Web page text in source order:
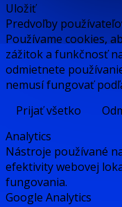
Uložiť
Predvoľby
Používame cookies,
zážitok a funkčnosť
odmietnete
nemusí fungovať
Prijať všetko
Analytics
Nástroje používané
efektivity webovej
fungovania.
Google Analytics